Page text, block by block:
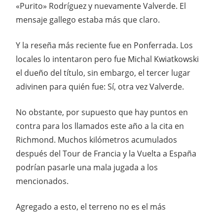
«Purito» Rodríguez y nuevamente Valverde. El
mensaje gallego estaba más que claro.
Y la reseña más reciente fue en Ponferrada. Los
locales lo intentaron pero fue Michal Kwiatkowski
el dueño del título, sin embargo, el tercer lugar
adivinen para quién fue: Sí, otra vez Valverde.
No obstante, por supuesto que hay puntos en
contra para los llamados este año a la cita en
Richmond. Muchos kilómetros acumulados
después del Tour de Francia y la Vuelta a España
podrían pasarle una mala jugada a los
mencionados.
Agregado a esto, el terreno no es el más